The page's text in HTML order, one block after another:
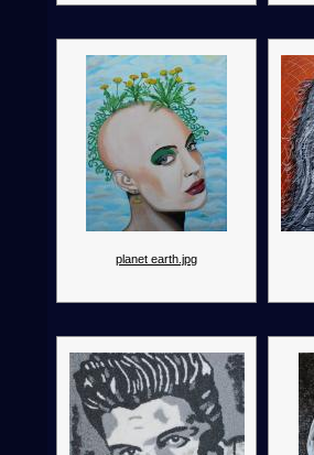
planet earth.jpg